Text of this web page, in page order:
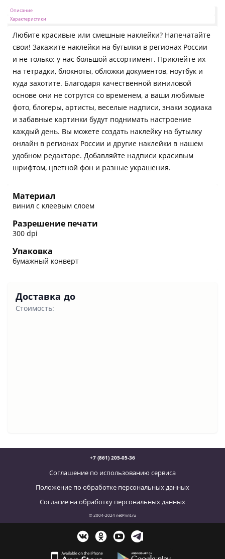
Описание
Характеристики
Любите красивые или смешные наклейки? Напечатайте
свои! Закажите наклейки на бутылки в регионах России
и не только: у нас большой ассортимент. Приклейте их
на тетрадки, блокноты, обложки документов, ноутбук и
куда захотите. Благодаря качественной виниловой
основе они не сотрутся со временем, а ваши любимые
фото, блогеры, артисты, веселые надписи, знаки зодиака
и забавные картинки будут поднимать настроение
каждый день. Вы можете создать наклейку на бутылку
онлайн в регионах России и другие наклейки в нашем
удобном редакторе. Добавляйте надписи красивым
шрифтом, цветной фон и разные украшения.
Материал
винил с клеевым слоем
Разрешение печати
300 dpi
Упаковка
бумажный конверт
Доставка до
Стоимость:
+7 (861) 205-05-36
Соглашение по использованию сервиса
Положение по обработке персональных данных
Согласие на обработку персональных данных
© 2004-2024 netPrint.ru